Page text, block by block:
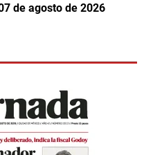
de agosto de 2026